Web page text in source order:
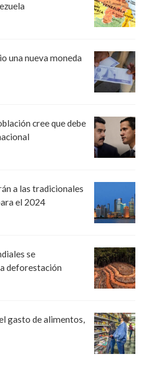
una nueva moneda
cree que debe
a las tradicionales
el 2024
se
deforestación
gasto de alimentos,